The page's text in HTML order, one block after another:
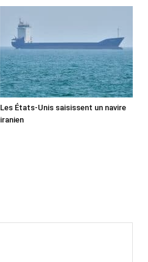
Les États-Unis saisissent un navire
iranien